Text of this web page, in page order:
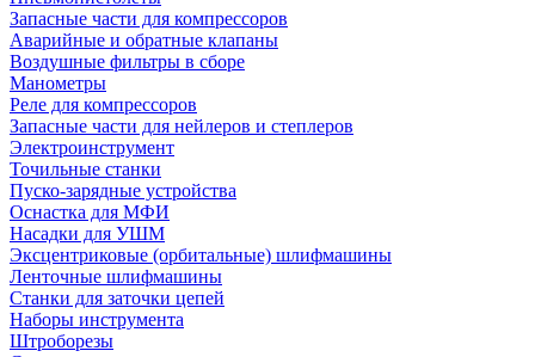
Запасные части для компрессоров
Аварийные и обратные клапаны
Воздушные фильтры в сборе
Манометры
Реле для компрессоров
Запасные части для нейлеров и степлеров
Электроинструмент
Точильные станки
Пуско-зарядные устройства
Оснастка для МФИ
Насадки для УШМ
Эксцентриковые (орбитальные) шлифмашины
Ленточные шлифмашины
Станки для заточки цепей
Наборы инструмента
Штроборезы